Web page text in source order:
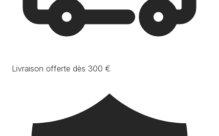
Livraison offerte dès 300 €